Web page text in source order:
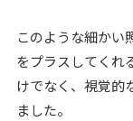
このような細かい
をプラスしてくれ
けでなく、視覚的
ました。